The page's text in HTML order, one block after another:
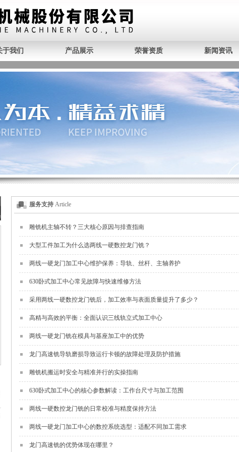
于我们 产品展示 荣誉资质 新闻资讯
服务支持 Article
雕铣机主轴不转？三大核心原因与排查指南
大型工件加工为什么选两线一硬数控龙门铣？
两线一硬龙门加工中心维护保养：导轨、丝杆、主轴养护
630卧式加工中心常见故障与快速维修方法
采用两线一硬数控龙门铣后，加工效率与表面质量提升了多少？
高精与高效的平衡：全面认识三线轨立式加工中心
两线一硬龙门铣在模具与基座加工中的优势
龙门高速铣导轨磨损导致运行卡顿的故障处理及防护措施
雕铣机搬运时安全与精准并行的实操指南
630卧式加工中心的核心参数解读：工作台尺寸与加工范围
两线一硬数控龙门铣的日常校准与精度保持方法
两线一硬龙门加工中心的数控系统选型：适配不同加工需求
龙门高速铣的优势体现在哪里？